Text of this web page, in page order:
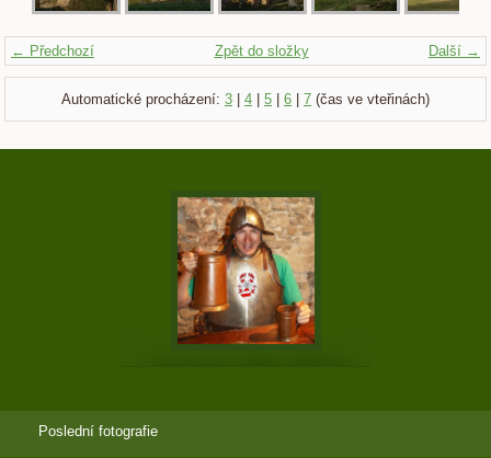
← Předchozí Další →
Zpět do složky
Automatické procházení: 3 4 5 6 7 (čas ve vteřinách)
Poslední fotografie